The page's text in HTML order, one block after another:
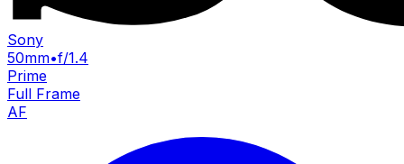
Sony
50mm•f/1.4
Prime
Full Frame
AF